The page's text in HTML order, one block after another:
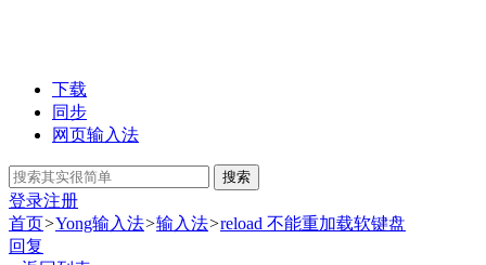
下载
同步
网页输入法
搜索
登录注册
首页>Yong输入法>输入法>reload 不能重加载软键盘
回复